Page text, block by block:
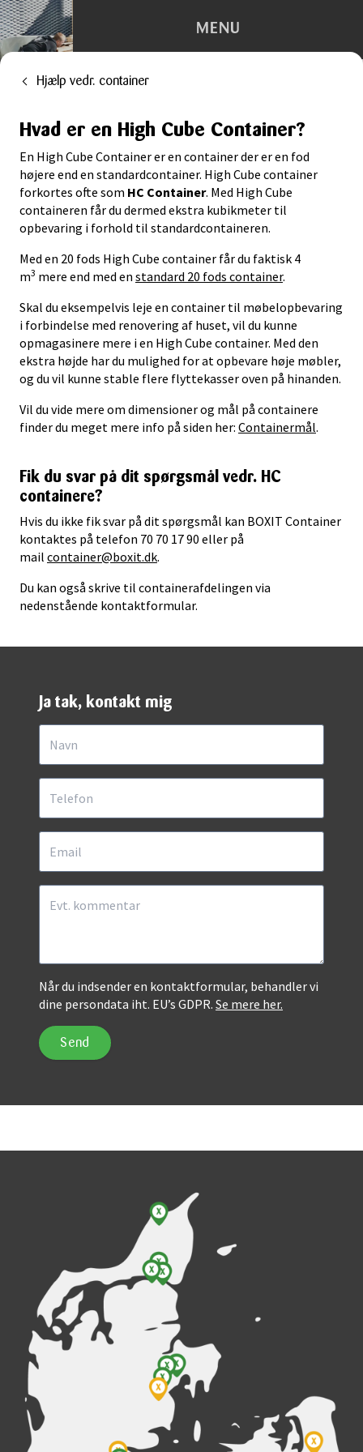
Hjælp vedr. container
Hvad er en High Cube Container?
En High Cube Container er en container der er en fod
højere end en standardcontainer. High Cube container
forkortes ofte som HC Container. Med High Cube
containeren får du dermed ekstra kubikmeter til
opbevaring i forhold til standardcontaineren.
Med en 20 fods High Cube container får du faktisk 4
m3 mere end med en standard 20 fods container.
Skal du eksempelvis leje en container til møbelopbevaring
i forbindelse med renovering af huset, vil du kunne
opmagasinere mere i en High Cube container. Med den
ekstra højde har du mulighed for at opbevare høje møbler,
og du vil kunne stable flere flyttekasser oven på hinanden.
Vil du vide mere om dimensioner og mål på containere
finder du meget mere info på siden her: Containermål.
Fik du svar på dit spørgsmål vedr. HC
containere?
Hvis du ikke fik svar på dit spørgsmål kan BOXIT Container
kontaktes på telefon 70 70 17 90 eller på
mail container@boxit.dk.
Du kan også skrive til containerafdelingen via
nedenstående kontaktformular.
Ja tak, kontakt mig
Når du indsender en kontaktformular, behandler vi
dine persondata iht. EU’s GDPR. Se mere her.
MENU
Depotrum
Container
Flytning
Kontorhotel
Trailerudlejning
Tilbehør